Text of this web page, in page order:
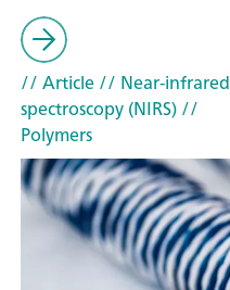
// Article// Near-infrared
spectroscopy (NIRS)//
Polymers